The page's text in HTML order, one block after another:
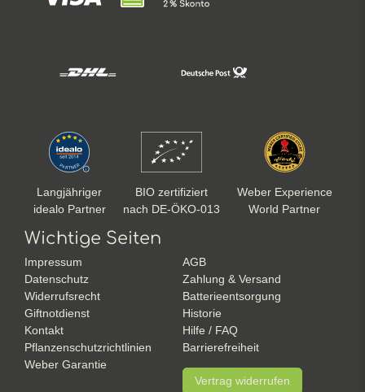
Langjähriger
idealo Partner
BIO zertifiziert
nach DE-ÖKO-013
Weber Experience
World Partner
Wichtige Seiten
Impressum
AGB
Datenschutz
Zahlung & Versand
Widerrufsrecht
Batterieentsorgung
Giftnotdienst
Historie
Kontakt
Hilfe / FAQ
Pflanzenschutzrichtlinien
Barrierefreiheit
Weber Garantie
Vertrag widerrufen